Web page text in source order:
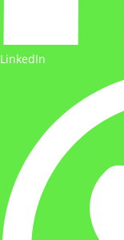
LinkedIn